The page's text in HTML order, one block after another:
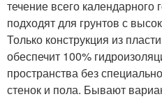
течение всего
подходят для грунтов с
Только конструкция из
обеспечит 100%
пространства без
стенок и пола. Бывают